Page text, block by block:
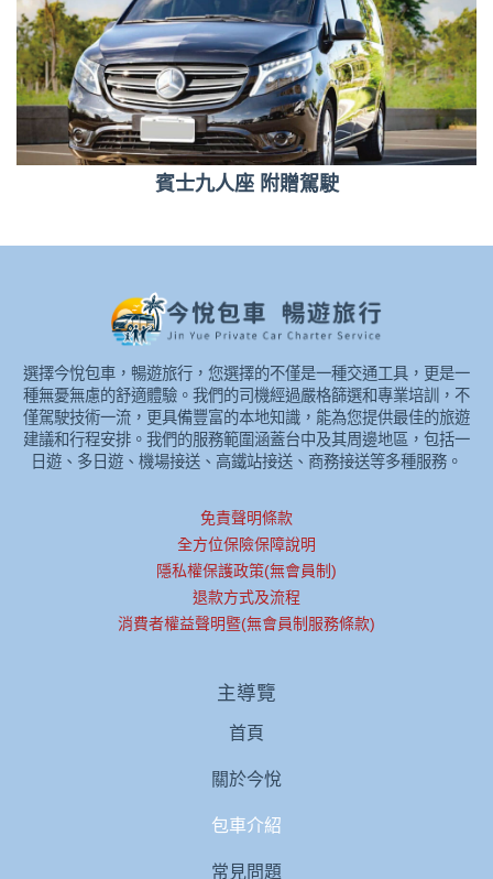
賓士九人座 附贈駕駛
選擇今悅包車，暢遊旅行，您選擇的不僅是一種交通工具，更是一
種無憂無慮的舒適體驗。我們的司機經過嚴格篩選和專業培訓，不
僅駕駛技術一流，更具備豐富的本地知識，能為您提供最佳的旅遊
建議和行程安排。我們的服務範圍涵蓋台中及其周邊地區，包括一
日遊、多日遊、機場接送、高鐵站接送、商務接送等多種服務。
免責聲明條款
全方位保險保障說明
隱私權保護政策(無會員制)
退款方式及流程
消費者權益聲明暨(無會員制服務條款)
主導覽
首頁
關於今悅
包車介紹
常見問題